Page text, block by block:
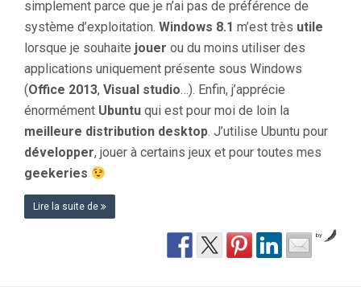
simplement parce que je n’ai pas de préférence de
système d’exploitation. Windows 8.1 m’est très utile
lorsque je souhaite jouer ou du moins utiliser des
applications uniquement présente sous Windows
(Office 2013, Visual studio…). Enfin, j’apprécie
énormément Ubuntu qui est pour moi de loin la
meilleure distribution desktop. J’utilise Ubuntu pour
développer, jouer à certains jeux et pour toutes mes
geekeries
Lire la suite de
by